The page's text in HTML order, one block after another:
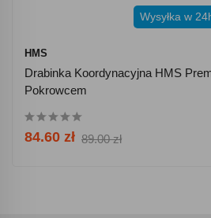
Wysyłka w
HMS
Drabinka Koordynacyjna HMS
Pokrowcem
84.60 zł 89.00 zł